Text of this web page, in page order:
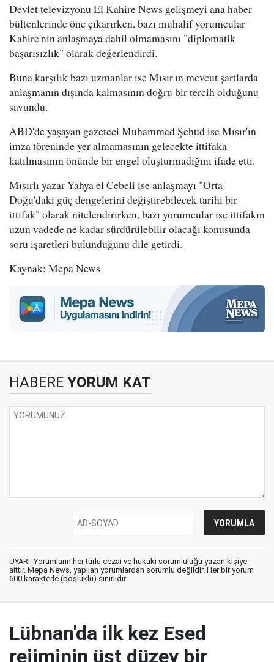
Devlet televizyonu El Kahire News gelişmeyi ana haber
bültenlerinde öne çıkarırken, bazı muhalif yorumcular
Kahire'nin anlaşmaya dahil olmamasını "diplomatik
başarısızlık" olarak değerlendirdi.
Buna karşılık bazı uzmanlar ise Mısır'ın mevcut şartlarda
anlaşmanın dışında kalmasının doğru bir tercih olduğunu
savundu.
ABD'de yaşayan gazeteci Muhammed Şehud ise Mısır'ın
imza töreninde yer almamasının gelecekte ittifaka
katılmasının önünde bir engel oluşturmadığını ifade etti.
Mısırlı yazar Yahya el Cebeli ise anlaşmayı "Orta
Doğu'daki güç dengelerini değiştirebilecek tarihi bir
ittifak" olarak nitelendirirken, bazı yorumcular ise ittifakın
uzun vadede ne kadar sürdürülebilir olacağı konusunda
soru işaretleri bulunduğunu dile getirdi.
Kaynak: Mepa News
HABERE YORUM KAT
UYARI: Yorumların her türlü cezai ve hukuki sorumluluğu yazan kişiye
aittir. Mepa News, yapılan yorumlardan sorumlu değildir. Her bir yorum
600 karakterle (boşluklu) sınırlıdır.
Lübnan'da ilk kez Esed
rejiminin üst düzey bir